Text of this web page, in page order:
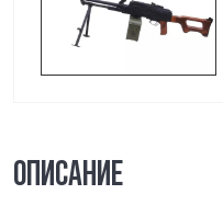
ОПИСАНИЕ